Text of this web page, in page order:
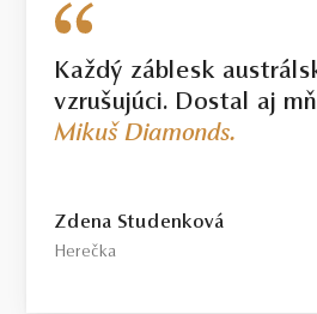
Každý záblesk
vzrušujúci. Dostal aj
Mikuš Diamonds.
Zdena Studenková
Herečka